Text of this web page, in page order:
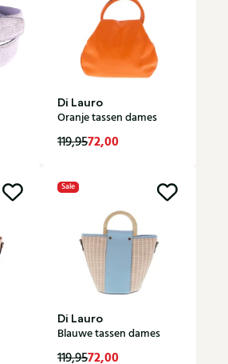
Di Lauro
Oranje tassen dames
119,9572,00
Sale
Di Lauro
Blauwe tassen dames
119,9572,00